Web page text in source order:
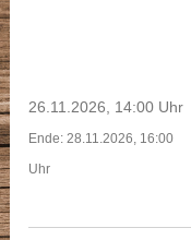
26.11.2026, 14:00 Uhr
Ende: 28.11.2026, 16:00
Uhr